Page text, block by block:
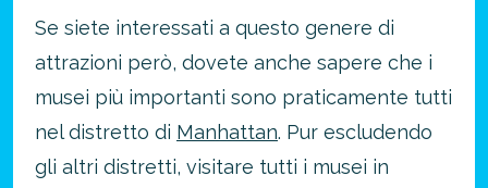
Se siete interessati a questo genere di
attrazioni però, dovete anche sapere che i
musei più importanti sono praticamente tutti
nel distretto di Manhattan. Pur escludendo
gli altri distretti, visitare tutti i musei in